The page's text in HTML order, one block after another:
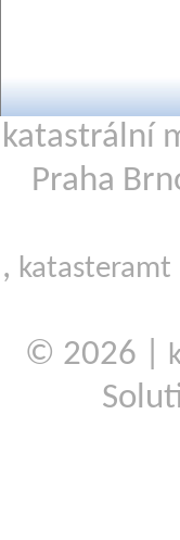
katastrální
Praha
, katasteramt
© 2026 |